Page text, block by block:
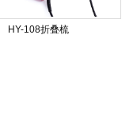
HY-108折叠梳